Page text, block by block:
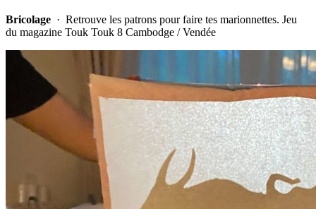
Bricolage · Retrouve les patrons pour faire tes marionnettes. Jeu
du magazine Touk Touk 8 Cambodge / Vendée